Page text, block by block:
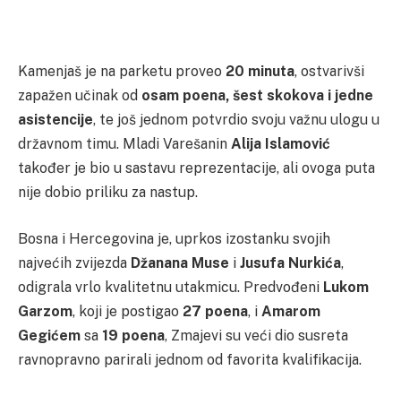
Kamenjaš je na parketu proveo 20 minuta, ostvarivši
zapažen učinak od osam poena, šest skokova i jedne
asistencije, te još jednom potvrdio svoju važnu ulogu u
državnom timu. Mladi Varešanin Alija Islamović
također je bio u sastavu reprezentacije, ali ovoga puta
nije dobio priliku za nastup.
Bosna i Hercegovina je, uprkos izostanku svojih
najvećih zvijezda Džanana Muse i Jusufa Nurkića,
odigrala vrlo kvalitetnu utakmicu. Predvođeni Lukom
Garzom, koji je postigao 27 poena, i Amarom
Gegićem sa 19 poena, Zmajevi su veći dio susreta
ravnopravno parirali jednom od favorita kvalifikacija.